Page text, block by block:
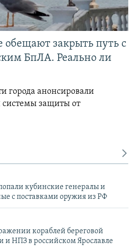
обещают закрыть путь с
БпЛА. Реально ли
города анонсировали
системы защиты от
кубинские генералы и
с поставками оружия из РФ
кораблей береговой
и НПЗ в российском Ярославле